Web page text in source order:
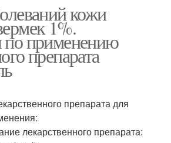
кожи
1%.
по применению
препарата
препарата для
лекарственного препарата: